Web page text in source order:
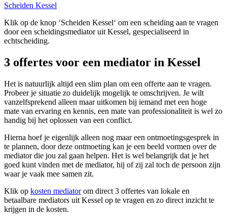
Scheiden Kessel
Klik op de knop ‘Scheiden Kessel‘ om een scheiding aan te vragen
door een scheidingsmediator uit Kessel, gespecialiseerd in
echtscheiding.
3 offertes voor een mediator in Kessel
Het is natuurlijk altijd een slim plan om een offerte aan te vragen.
Probeer je situatie zo duidelijk mogelijk te omschrijven. Je wilt
vanzelfsprekend alleen maar uitkomen bij iemand met een hoge
mate van ervaring en kennis, een mate van professionaliteit is wel zo
handig bij het oplossen van een conflict.
Hierna hoef je eigenlijk alleen nog maar een ontmoetingsgesprek in
te plannen, door deze ontmoeting kan je een beeld vormen over de
mediator die jou zal gaan helpen. Het is wel belangrijk dat je het
goed kunt vinden met de mediator, hij of zij zal toch de persoon zijn
waar je vaak mee samen zit.
Klik op kosten mediatorom direct 3 offertes van lokale en
betaalbare mediators uit Kessel op te vragen en zo direct inzicht te
krijgen in de kosten.